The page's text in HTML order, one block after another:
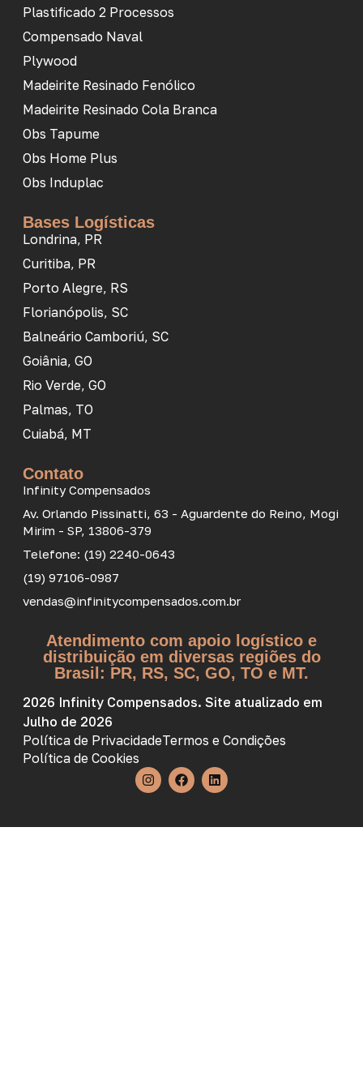
Plastificado 2 Processos
Compensado Naval
Plywood
Madeirite Resinado Fenólico
Madeirite Resinado Cola Branca
Obs Tapume
Obs Home Plus
Obs Induplac
Bases Logísticas
Londrina, PR
Curitiba, PR
Porto Alegre, RS
Florianópolis, SC
Balneário Camboriú, SC
Goiânia, GO
Rio Verde, GO
Palmas, TO
Cuiabá, MT
Contato
Infinity Compensados
Av. Orlando Pissinatti, 63 - Aguardente do Reino, Mogi
Mirim - SP, 13806-379
Telefone: (19) 2240-0643
(19) 97106-0987
vendas@infinitycompensados.com.br
Atendimento com apoio logístico e
distribuição em diversas regiões do
Brasil: PR, RS, SC, GO, TO e MT.
2026 Infinity Compensados. Site atualizado em
Julho de 2026
Política de PrivacidadeTermos e Condições
Política de Cookies